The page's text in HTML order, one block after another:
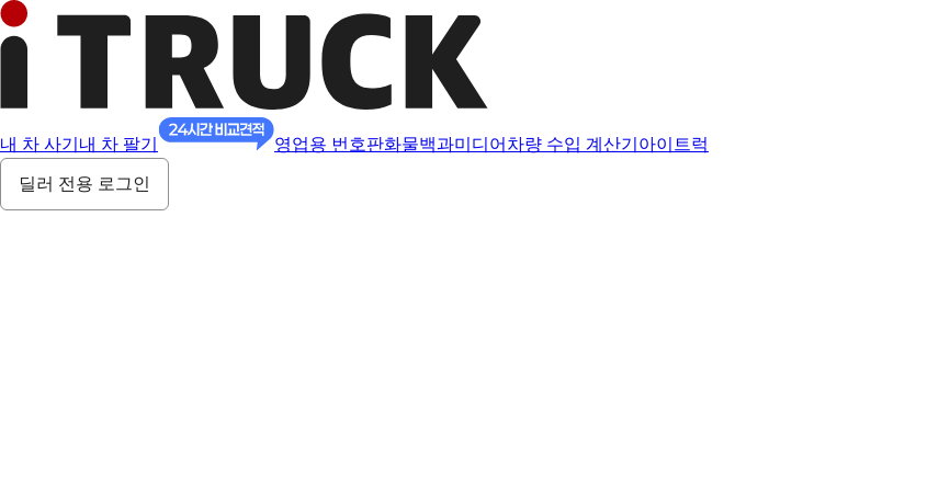
내 차 사기 내 차 팔기 영업용 번호판화물백과미디어 차량 수입 계산기 아이트럭
딜러 전용 로그인